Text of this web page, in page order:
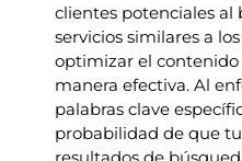
clientes potenciales al
servicios similares a
optimizar el
manera efectiva. Al
palabras clave
probabilidad de que